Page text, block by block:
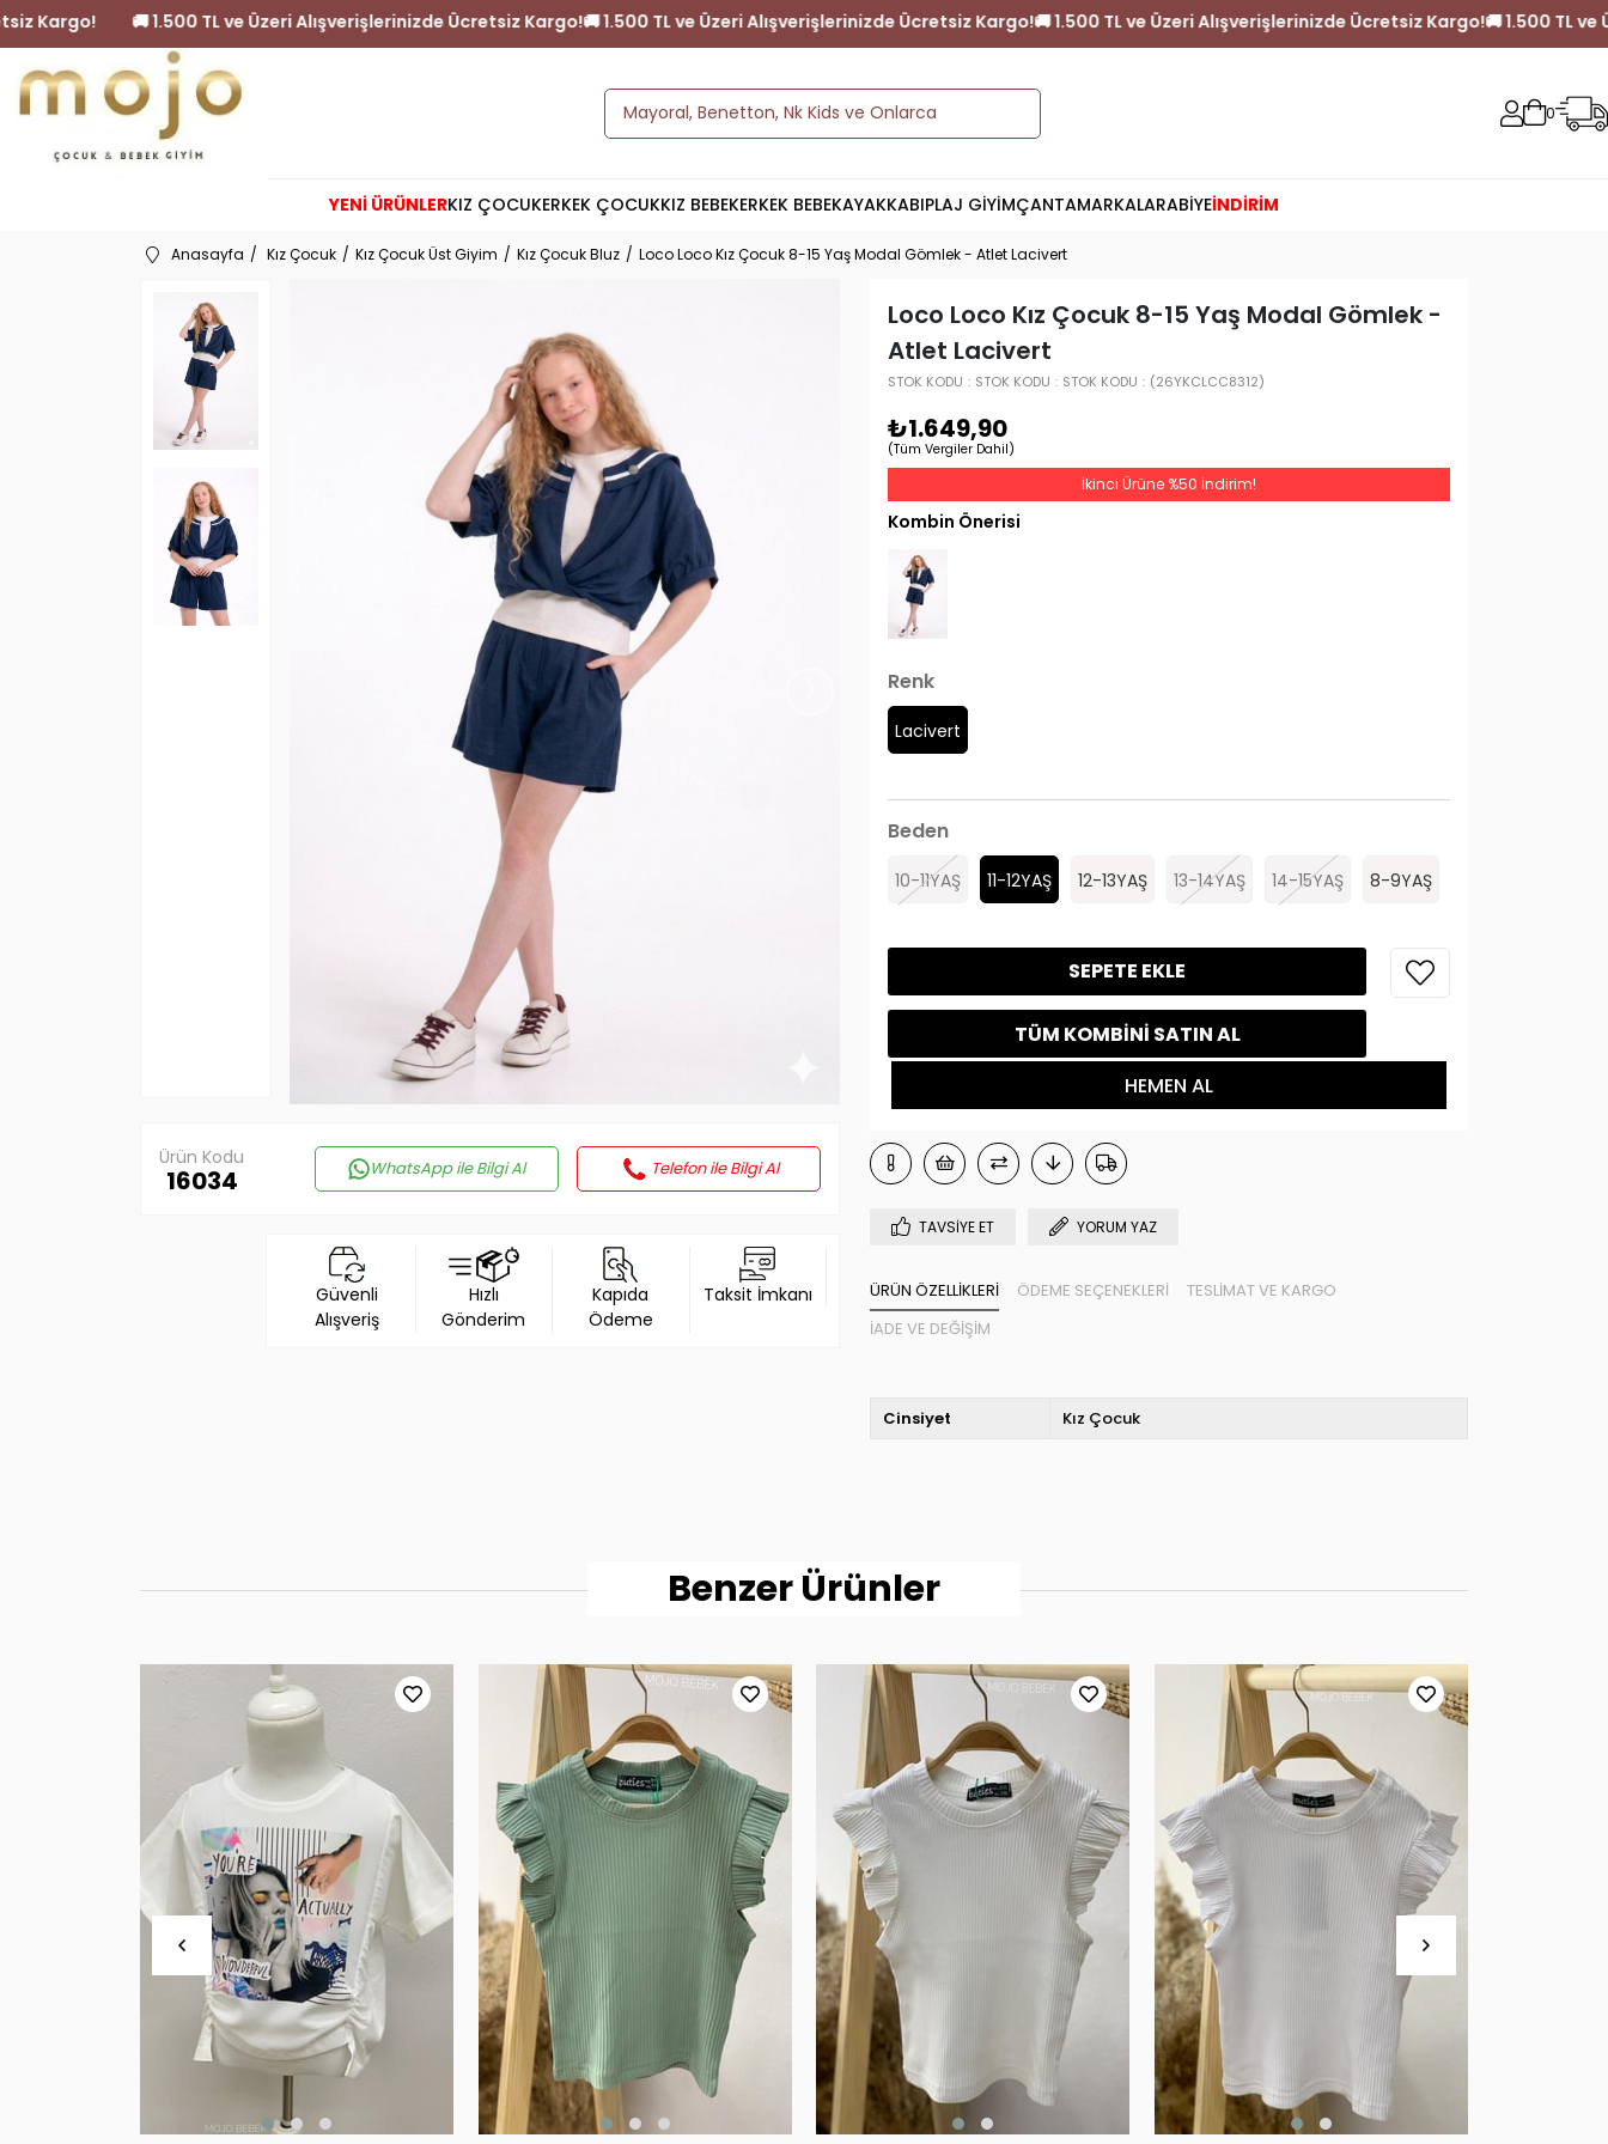
Ücretsiz Kargo! 🚚 1.500 TL ve Üzeri Alışverişlerinizde Ücretsiz Kargo!🚚 1.500 TL ve Üzeri Alışverişlerinizde Ücretsiz Kargo!🚚 1.500 TL ve Üzeri Alışverişlerinizde Ücretsiz Kargo!🚚
0
YENİ ÜRÜNLERKIZ ÇOCUKERKEK ÇOCUKKIZ BEBEKERKEK BEBEKAYAKKABIPLAJ GİYİMÇANTAMARKALARABİYEİNDİRİM
Anasayfa Kız Çocuk Kız Çocuk Üst Giyim Kız Çocuk Bluz Loco Loco Kız Çocuk 8-15 Yaş Modal Gömlek - Atlet Lacivert
Ürün Kodu
16034 WhatsApp ile Bilgi Al Telefon ile Bilgi Al
Güvenli
Alışveriş
Hızlı
Gönderim
Kapıda
Ödeme
Taksit İmkanı
Loco Loco Kız Çocuk 8-15 Yaş Modal Gömlek -
Atlet Lacivert
(26YKCLCC8312)
STOK KODU STOK KODU STOK KODU
₺1.649,90
(Tüm Vergiler Dahil)
İkinci Ürüne %50 İndirim!
Kombin Önerisi
Renk
Lacivert
Beden
10-11YAŞ 11-12YAŞ 12-13YAŞ 13-14YAŞ 14-15YAŞ 8-9YAŞ
TÜM KOMBINI SATIN AL
TAVSIYE ET YORUM YAZ
ÜRÜN ÖZELLIKLERI ÖDEME SEÇENEKLERI
TESLIMAT VE KARGO
İADE VE DEĞIŞIM
Cinsiyet Kız Çocuk
Benzer Ürünler